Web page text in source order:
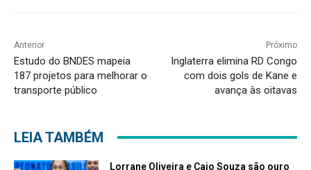
Anterior
Estudo do BNDES mapeia
187 projetos para melhorar o
transporte público
Próximo
Inglaterra elimina RD Congo
com dois gols de Kane e
avança às oitavas
LEIA TAMBÉM
Lorrane Oliveira e Caio Souza são ouro